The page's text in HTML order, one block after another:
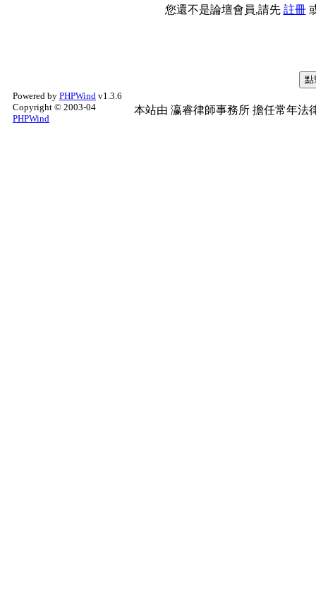
您還不是論壇會員,請先 註冊
Powered by PHPWind v1.3.6
Copyright © 2003-04
PHPWind
本站由 瀛睿律師事務所 擔任常年法